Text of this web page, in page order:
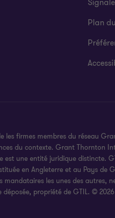
Plan
les firmes membres du réseau
du contexte. Grant
une entité juridique distincte.
en Angleterre et au Pays de
les unes des autres,
déposée, propriété de GTIL. ©